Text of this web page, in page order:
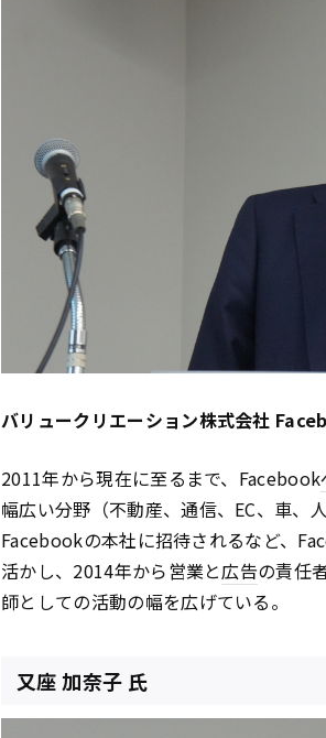
バリュークリエーション株式会社
2011年から現在に至るまで、Facebook
幅広い分野（不動産、通信、EC、車、
Facebookの本社に招待されるなど、
活かし、2014年から営業と広告の責任
師としての活動の幅を広げている。
又座 加奈子 氏